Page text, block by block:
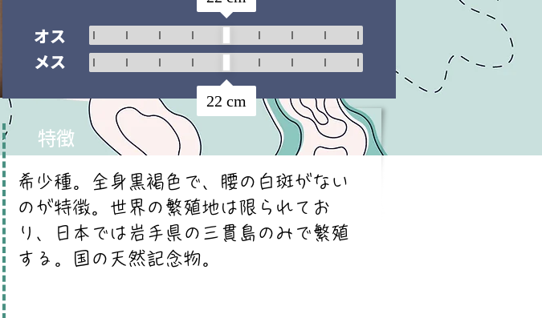
オス
メス
22 cm
特徴
希少種。全身黒褐色で、腰の白斑がない
のが特徴。世界の繁殖地は限られてお
り、日本では岩手県の三貫島のみで繁殖
する。国の天然記念物。